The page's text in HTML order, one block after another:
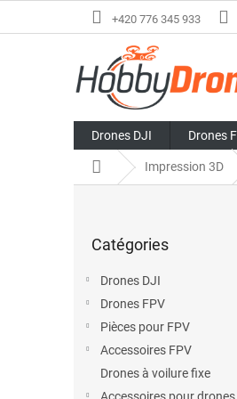
+420 776 345 933
Drones DJI Drones
AccueilImpression 3D
les
Catégories
Drones DJI
Drones FPV
Pièces pour FPV
Accessoires FPV
Drones à voilure fixe